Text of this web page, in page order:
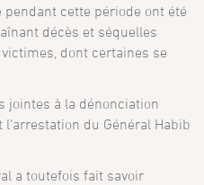
pendant cette période ont été
décès et séquelles
dont certaines se
jointes à la dénonciation
du Général Habib
a toutefois fait savoir